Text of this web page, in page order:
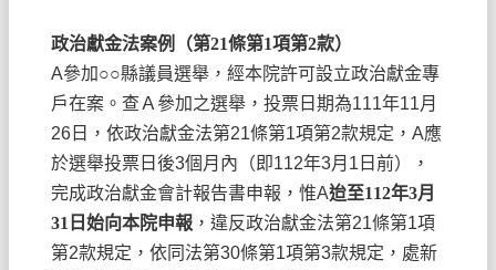
政治獻金法案例（第21條第1項第2款）
A參加○○縣議員選舉，經本院許可設立政治獻金專
戶在案。查Ａ參加之選舉，投票日期為111年11月
26 日，依政治獻金法第21條第1項第2款規定， A應
於選舉投票日後3個月內（即112年3月 1 日前），
完成政治獻金會計報告書申報，惟A迨至112年3月
31 日始向本院申報 ，違反政治獻金法第21條第1項
第2款規定，依同法第30條第1項第3款規定，處新